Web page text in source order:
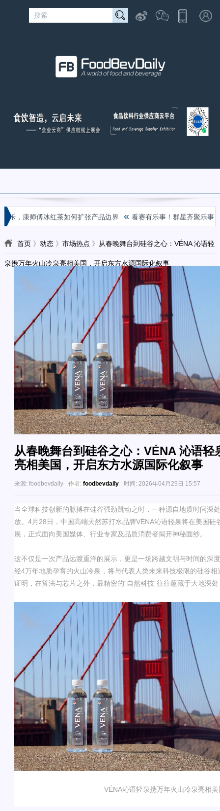
康师傅冰红茶如何扩张产品边界 « 看赛有乐事！群星齐聚乐事观赛派
首页》 动态》 市场热点 》 从春晚舞台到硅谷之心：VÉNA 沁语轻
泉携万年火山冷泉亮相美国，开启东方水源国际化叙事
从春晚舞台到硅谷之心：VÉNA 沁语轻
亮相美国，开启东方水源国际化叙事
来源: foodbevdaily 作者: foodbevdaily 时间: 2026年04月29日 15:57
当全球科技创新的脉搏在硅谷强劲跳动之时，一种源自地质时间深
放。 4月28日，中国高端天然苏打水品牌VÉNA沁语轻泉将在美国硅
展，正式面向美国媒体、行业专家及品质消费者揭开神秘面纱。
这不仅是一次产品远渡重洋的展示，更是一场跨越文明与时间的深
经4万年地质孕育的火山冷泉，将与代表人类未来科技极限的硅谷相
证明，在算法与芯片之外，最精密的“自然科技”往往蕴藏于大地深
VÉNA沁语轻泉携万年火山冷泉亮相美